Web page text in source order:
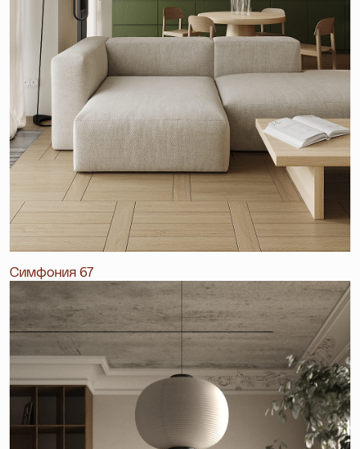
Симфония 67